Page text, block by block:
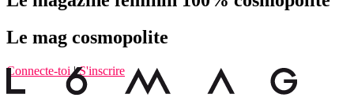
Le mag cosmopolite
Connecte-toi|S'inscrire